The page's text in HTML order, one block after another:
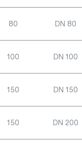
80 DN 80
100 DN 100
150 DN 150
150 DN 200